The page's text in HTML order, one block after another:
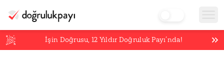
İşin Doğrusu,12 Yıldır Doğruluk Payı’nda!